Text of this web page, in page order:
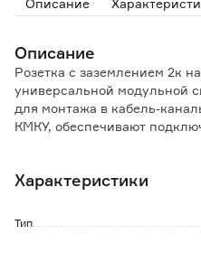
Описание
Описание
Розетка с заземлением 2к
универсальной модульной
для монтажа в кабель-
КМКУ, обеспечивают
Количество подключаемых
Материал: Пластик;
Характеристики
Тип